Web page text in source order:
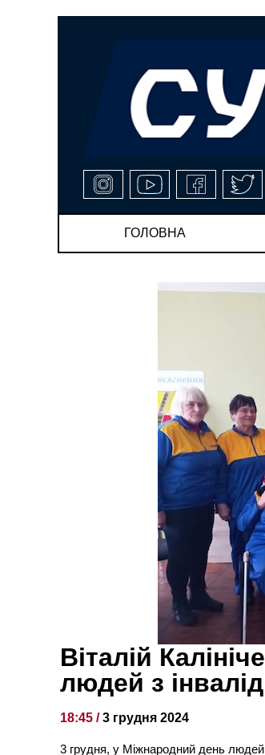
ГОЛОВНА
Віталій
людей з
18:45 /3 грудня 2024
3 грудня, у Міжнародний день